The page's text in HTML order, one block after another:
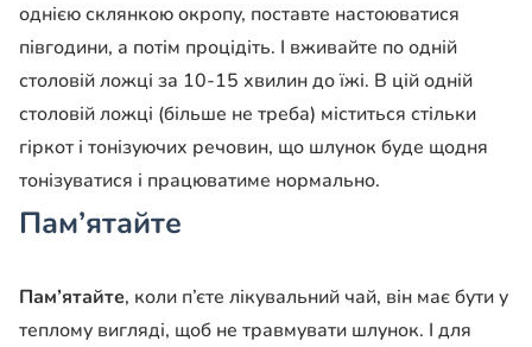
однією склянкою окропу, поставте настоюватися
півгодини, а потім процідіть. І вживайте по одній
столовій ложці за 10-15 хвилин до їжі. В цій одній
столовій ложці (більше не треба) міститься стільки
гіркот і тонізуючих речовин, що шлунок буде щодня
тонізуватися і працюватиме нормально.
Пам’ятайте
Пам’ятайте, коли п’єте лікувальний чай, він має бути у
теплому вигляді, щоб не травмувати шлунок. І для